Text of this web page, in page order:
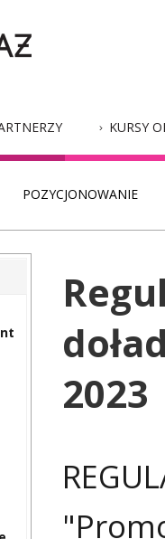
KURSY
POZYCJONOWANIE
2023